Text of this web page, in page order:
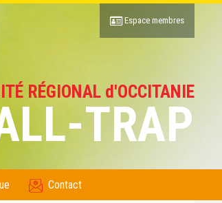
RÉGIONAL d'OCCITANIE
TRAP
Espace membres
Contact